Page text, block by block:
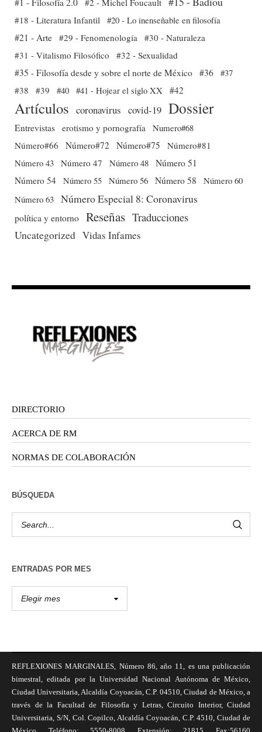
#1 - Filosofía 2.0 #2 - Michel Foucault
#18 - Literatura Infantil #20 - Lo inenseñable en filosofía
#21 - Arte #29 - Fenomenología #30 - Naturaleza
#31 - Vitalismo Filosófico
#32 - Sexualidad
#35 - Filosofía desde y sobre el norte de México #36 #37
#38
#39 #40 #41 - Hojear el siglo XX #42
Artículos coronavirus covid-19 Dossier
Entrevistas erotismo y pornografía Numero#68
Número#66
Número#72 Número#75
Número#81
Número 43 Número 47 Número 48 Número 51
Número 54 Número 55 Número 56 Número 58
Número 60
Número 63 Número Especial 8: Coronavirus
política y entorno Reseñas Traducciones
Uncategorized Vidas Infames
DIRECTORIO
ACERCA DE RM
NORMAS DE COLABORACIÓN
BÚSQUEDA
ENTRADAS POR MES
REFLEXIONES MARGINALES, Número 86, año 11, es una publicación
bimestral, editada por la Universidad Nacional Autónoma de México,
Ciudad Universitaria, Alcaldía Coyoacán, C.P. 04510, Ciudad de México, a
través de la Facultad de Filosofía y Letras, Circuito Interior, Ciudad
Universitaria, S/N, Col. Copilco, Alcaldía Coyoacán, C.P. 4510, Ciudad de